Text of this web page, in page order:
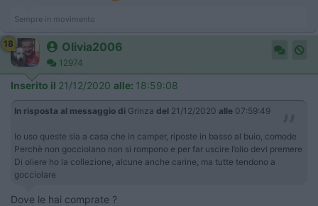
Sempre in movimento
18 Olivia2006
12974
Inserito il 21/12/2020 alle: 18:59:08
In risposta al messaggio di Grinza del 21/12/2020 alle 07:59:49
Io uso queste sia a casa che in camper, riposte in basso al buio, comode
Perchè non gocciolano non si rompono e per far uscire l’olio devi premere
Di oliere ho la collezione, alcune anche carine, ma tutte tendono a
gocciolare
Dove le hai comprate ?